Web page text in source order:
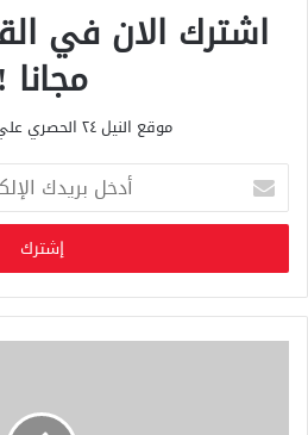
اشترك الان في
مجانا !
موقع النيل ٢٤ الحصري علي مدار الساعة
خ
ب
ر
ي